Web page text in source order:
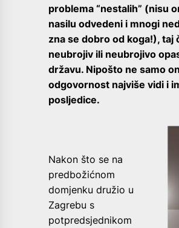
problema “nestalih” (nisu
nasilu odvedeni i mnogi
zna se dobro od koga!), taj
neubrojiv ili neubrojivo
državu. Nipošto ne samo
odgovornost najviše vidi i
posljedice.
Nakon što se na
predbožićnom
domjenku družio u
Zagrebu s
potpredsjednikom